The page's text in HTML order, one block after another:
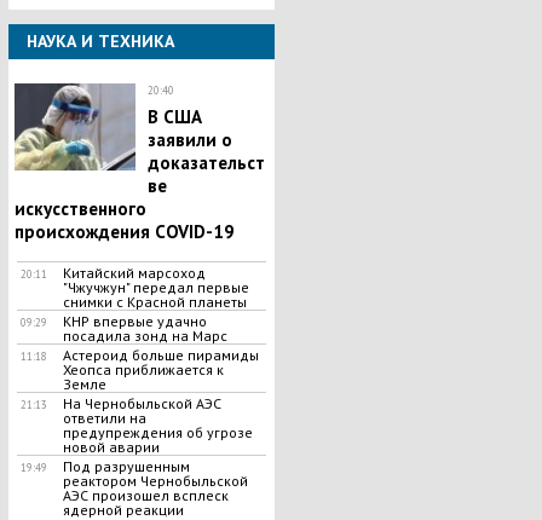
НАУКА И ТЕХНИКА
20:40
В США
заявили о
доказательст
ве
искусственного
происхождения COVID-19
20:11
Китайский марсоход
"Чжучжун" передал первые
снимки с Красной планеты
09:29
КНР впервые удачно
посадила зонд на Марс
11:18
Астероид больше пирамиды
Хеопса приближается к
Земле
21:13
На Чернобыльской АЭС
ответили на
предупреждения об угрозе
новой аварии
19:49
Под разрушенным
реактором Чернобыльской
АЭС произошел всплеск
ядерной реакции